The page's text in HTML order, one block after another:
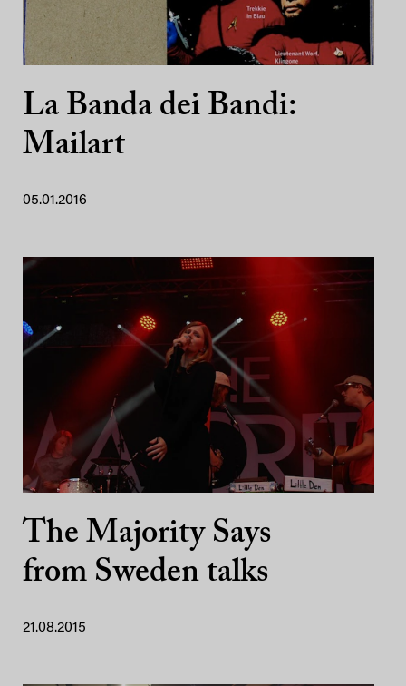
La Banda dei Bandi:
Mailart
05.01.2016
The Majority Says
from Sweden talks
21.08.2015